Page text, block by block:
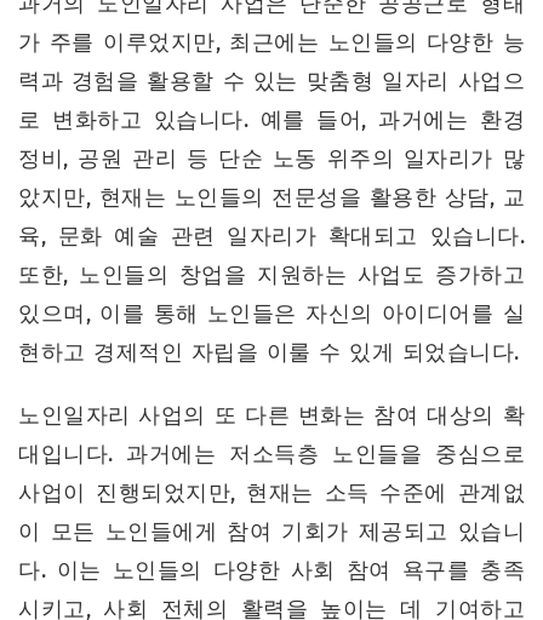
가 주를 이루었지만, 최근에는 노인들의 다양한 능
력과 경험을 활용할 수 있는 맞춤형 일자리 사업으
로 변화하고 있습니다. 예를 들어, 과거에는 환경
정비, 공원 관리 등 단순 노동 위주의 일자리가 많
았지만, 현재는 노인들의 전문성을 활용한 상담, 교
육, 문화 예술 관련 일자리가 확대되고 있습니다.
또한, 노인들의 창업을 지원하는 사업도 증가하고
있으며, 이를 통해 노인들은 자신의 아이디어를 실
현하고 경제적인 자립을 이룰 수 있게 되었습니다.
노인일자리 사업의 또 다른 변화는 참여 대상의 확
대입니다. 과거에는 저소득층 노인들을 중심으로
사업이 진행되었지만, 현재는 소득 수준에 관계없
이 모든 노인들에게 참여 기회가 제공되고 있습니
다. 이는 노인들의 다양한 사회 참여 욕구를 충족
시키고, 사회 전체의 활력을 높이는 데 기여하고